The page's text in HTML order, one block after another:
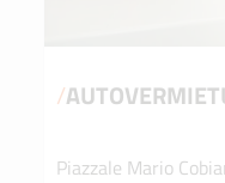
/
Piazzale Mario